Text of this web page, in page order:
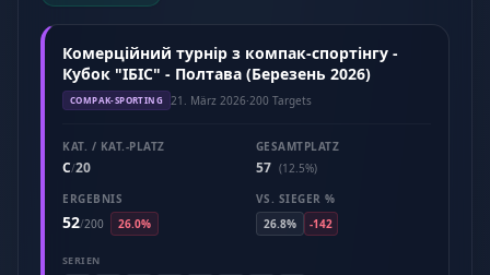
Комерційний турнір з компак-спортінгу -
Кубок "ІБІС" - Полтава (Березень 2026)
COMPAK-SPORTING 21. März 2026·200 Targets
KAT. / KAT.-PLATZ
C/20
GESAMTPLATZ
57 (12.5%)
ERGEBNIS
52/200 26.0%
VS. SIEGER %
26.8%
-142
SERIEN